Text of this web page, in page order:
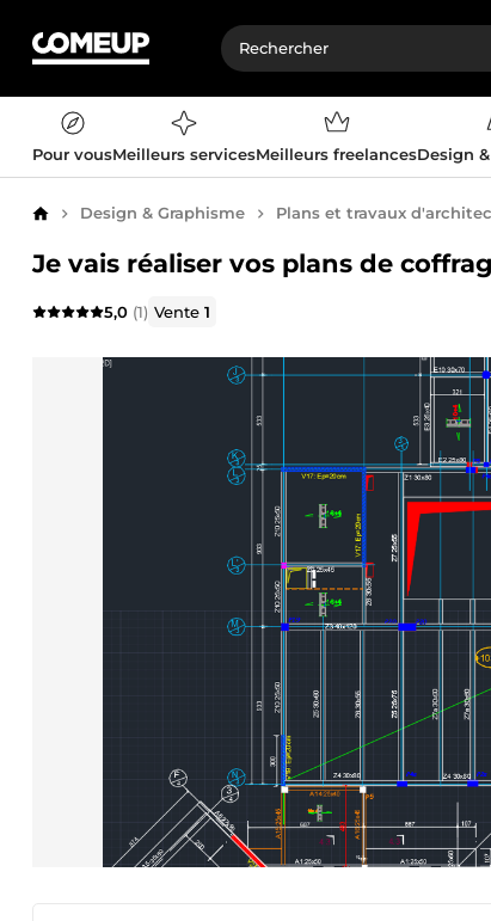
Pour vousMeilleurs servicesMeilleurs freelancesDesign
AccueilDesign & Graphisme Plans et travaux
Je vais réaliser vos plans de
5,0 (1) Vente1